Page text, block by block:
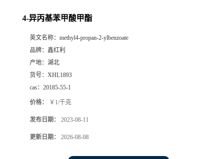
4-异丙基苯甲酸甲酯
英文名称： methyl4-propan-2-ylbenzoate
品牌： 鑫红利
产地： 湖北
货号： XHL1893
cas： 20185-55-1
价格： ￥1/千克
发布日期： 2023-08-11
更新日期： 2026-08-08